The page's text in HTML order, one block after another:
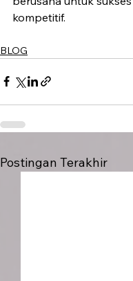
kompetitif.
BLOG
Postingan Terakhir